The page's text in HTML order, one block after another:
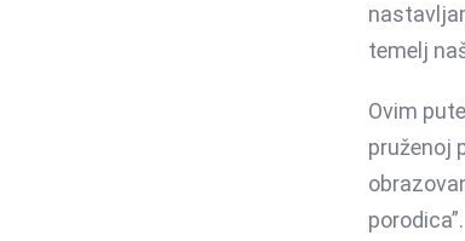
temelj
Ovim
pruženoj
porodica”.